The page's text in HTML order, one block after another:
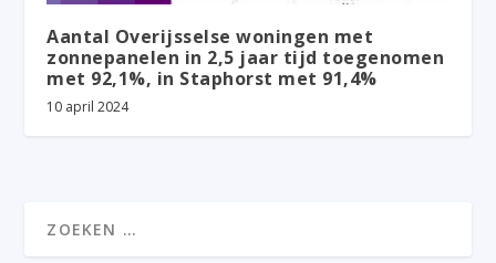
Aantal Overijsselse woningen met
zonnepanelen in 2,5 jaar tijd toegenomen
met 92,1%, in Staphorst met 91,4%
10 april 2024